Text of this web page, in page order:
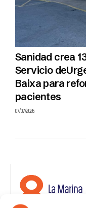
Sanidad crea
Servicio
Baixa para
pacientes
07/07/2026